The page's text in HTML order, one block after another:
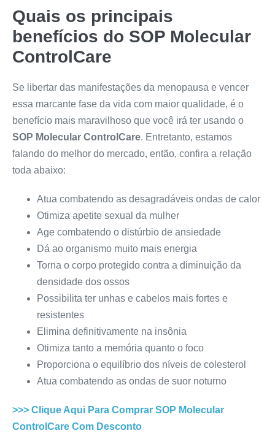
Quais os principais
benefícios do SOP Molecular
ControlCare
Se libertar das manifestações da menopausa e vencer
essa marcante fase da vida com maior qualidade, é o
benefício mais maravilhoso que você irá ter usando o
SOP Molecular ControlCare. Entretanto, estamos
falando do melhor do mercado, então, confira a relação
toda abaixo:
Atua combatendo as desagradáveis ondas de calor
Otimiza apetite sexual da mulher
Age combatendo o distúrbio de ansiedade
Dá ao organismo muito mais energia
Torna o corpo protegido contra a diminuição da
densidade dos ossos
Possibilita ter unhas e cabelos mais fortes e
resistentes
Elimina definitivamente na insônia
Otimiza tanto a memória quanto o foco
Proporciona o equilíbrio dos níveis de colesterol
Atua combatendo as ondas de suor noturno
>>> Clique Aqui Para Comprar SOP Molecular
ControlCare Com Desconto